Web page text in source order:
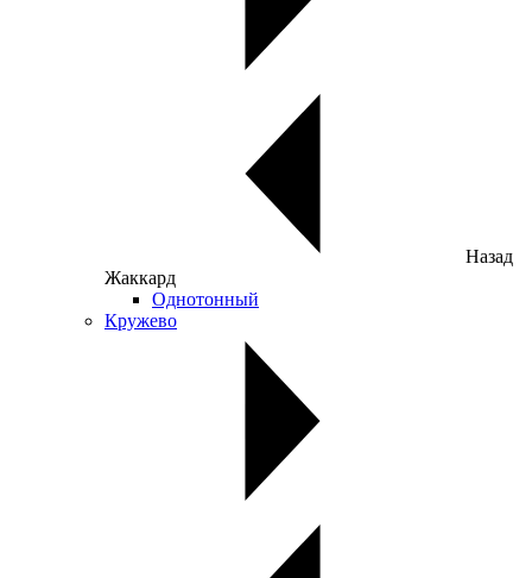
Назад
Жаккард
Однотонный
Кружево